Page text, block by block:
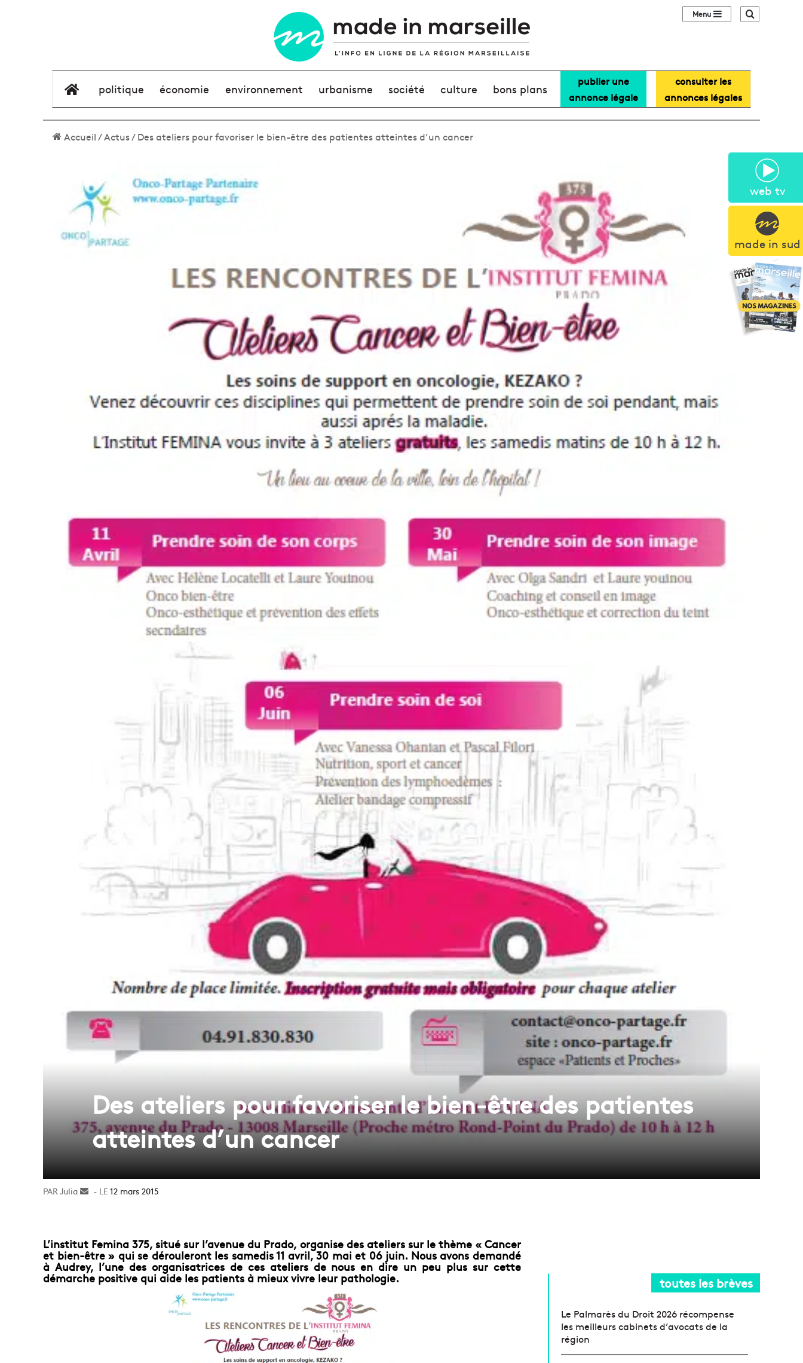
web tv
made in sud
Sidebar (barre
élément de menu
politique économie environnement urbanisme société culture bons plans
publier une
annonce légale
consulter les
annonces légales
Accueil/Actus/Des ateliers pour favoriser le bien-être des patientes atteintes d’un cancer
Des ateliers pour favoriser le bien-être des patientes
atteintes d’un cancer
Julia
Envoyer12 mars 2015
L’institut Femina 375, situé sur l’avenue du Prado, organise des ateliers sur le thème « Cancer
et bien-être » qui se dérouleront les samedis 11 avril, 30 mai et 06 juin. Nous avons demandé
à Audrey, l’une des organisatrices de ces ateliers de nous en dire un peu plus sur cette
démarche positive qui aide les patients à mieux vivre leur pathologie. toutes les brèves
Le Palmarès du Droit 2026 récompense
les meilleurs cabinets d’avocats de la
région